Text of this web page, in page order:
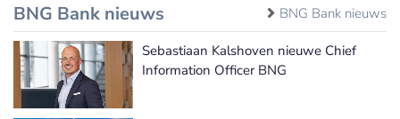
BNG Bank nieuws BNG Bank nieuws
Sebastiaan Kalshoven nieuwe Chief
Information Officer BNG